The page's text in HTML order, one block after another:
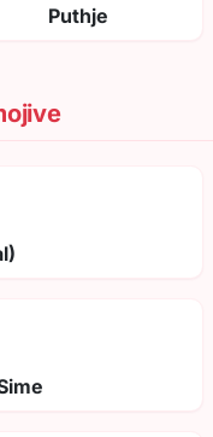
Puthje